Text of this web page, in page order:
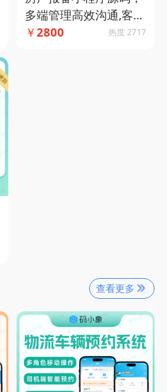
多端管理高效沟通,客户
数据明细管了-码小象源
￥2800 热度 2717
查看更多